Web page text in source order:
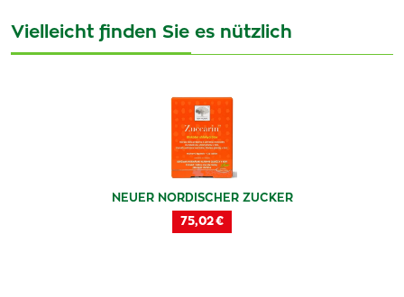
Vielleicht finden Sie es nützlich
NEUER NORDISCHER ZUCKER
75,02 €